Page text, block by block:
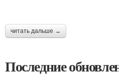
читать дальше →
Последние